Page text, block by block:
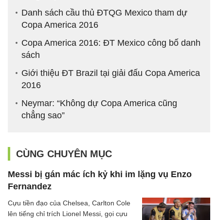
Danh sách cầu thủ ĐTQG Mexico tham dự
Copa America 2016
Copa America 2016: ĐT Mexico công bố danh
sách
Giới thiệu ĐT Brazil tại giải đấu Copa America
2016
Neymar: “Không dự Copa America cũng
chẳng sao”
CÙNG CHUYÊN MỤC
Messi bị gán mác ích kỷ khi im lặng vụ Enzo
Fernandez
Cựu tiền đạo của Chelsea, Carlton Cole
lên tiếng chỉ trích Lionel Messi, gọi cựu